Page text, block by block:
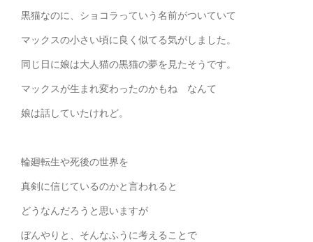
黒猫なのに、ショコラっていう名前がついていて
マックスの小さい頃に良く似てる気がしました。
同じ日に娘は大人猫の黒猫の夢を見たそうです。
マックスが生まれ変わったのかもね なんて
娘は話していたけれど。
輪廻転生や死後の世界を
真剣に信じているのかと言われると
どうなんだろうと思いますが
ぼんやりと、そんなふうに考えることで